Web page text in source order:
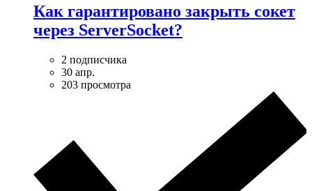
Как гарантировано закрыть сокет
через ServerSocket?
2 подписчика
30 апр.
203 просмотра